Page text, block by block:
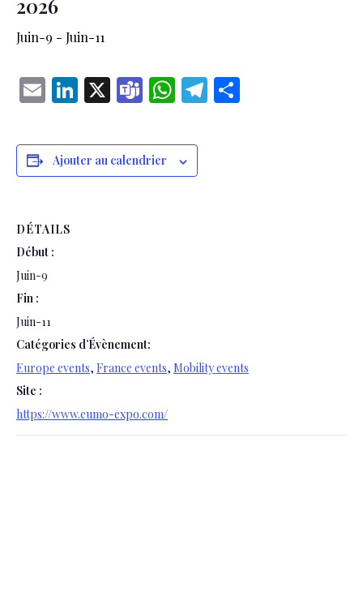
2026
Juin-9 - Juin-11
EmailLinkedIn
X Teams
WhatsApp
Telegram
Ajouter au calendrier
DÉTAILS
Début :
Juin-9
Fin :
Juin-11
Catégories d’Évènement:
Europe events, France events, Mobility events
Site :
https://www.eumo-expo.com/